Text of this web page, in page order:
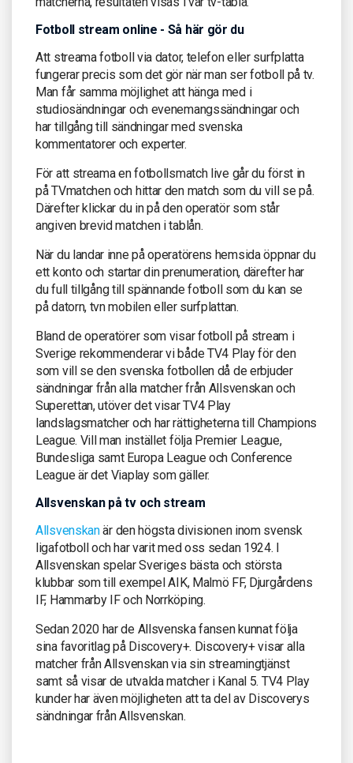
Fotboll stream online - Så här gör du
Att streama fotboll via dator, telefon eller surfplatta
fungerar precis som det gör när man ser fotboll på tv.
Man får samma möjlighet att hänga med i
studiosändningar och evenemangssändningar och
har tillgång till sändningar med svenska
kommentatorer och experter.
För att streama en fotbollsmatch live går du först in
på TVmatchen och hittar den match som du vill se på.
Därefter klickar du in på den operatör som står
angiven brevid matchen i tablån.
När du landar inne på operatörens hemsida öppnar du
ett konto och startar din prenumeration, därefter har
du full tillgång till spännande fotboll som du kan se
på datorn, tvn mobilen eller surfplattan.
Bland de operatörer som visar fotboll på stream i
Sverige rekommenderar vi både TV4 Play för den
som vill se den svenska fotbollen då de erbjuder
sändningar från alla matcher från Allsvenskan och
Superettan, utöver det visar TV4 Play
landslagsmatcher och har rättigheterna till Champions
League. Vill man instället följa Premier League,
Bundesliga samt Europa League och Conference
League är det Viaplay som gäller.
Allsvenskan på tv och stream
Allsvenskanär den högsta divisionen inom svensk
ligafotboll och har varit med oss sedan 1924. I
Allsvenskan spelar Sveriges bästa och största
klubbar som till exempel AIK, Malmö FF, Djurgårdens
IF, Hammarby IF och Norrköping.
Sedan 2020 har de Allsvenska fansen kunnat följa
sina favoritlag på Discovery+. Discovery+ visar alla
matcher från Allsvenskan via sin streamingtjänst
samt så visar de utvalda matcher i Kanal 5. TV4 Play
kunder har även möjligheten att ta del av Discoverys
sändningar från Allsvenskan.